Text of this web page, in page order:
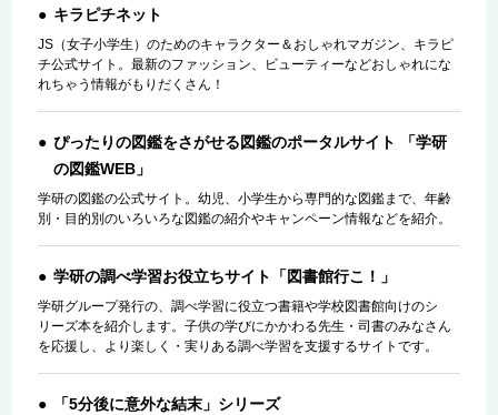
キラピチネット
JS（女子小学生）のためのキャラクター＆おしゃれマガジン、キラピ
チ公式サイト。最新のファッション、ビューティーなどおしゃれにな
れちゃう情報がもりだくさん！
ぴったりの図鑑をさがせる図鑑のポータルサイト 「学研
の図鑑WEB」
学研の図鑑の公式サイト。幼児、小学生から専門的な図鑑まで、年齢
別・目的別のいろいろな図鑑の紹介やキャンペーン情報などを紹介。
学研の調べ学習お役立ちサイト「図書館行こ！」
学研グループ発行の、調べ学習に役立つ書籍や学校図書館向けのシ
リーズ本を紹介します。子供の学びにかかわる先生・司書のみなさん
を応援し、より楽しく・実りある調べ学習を支援するサイトです。
「5分後に意外な結末」シリーズ